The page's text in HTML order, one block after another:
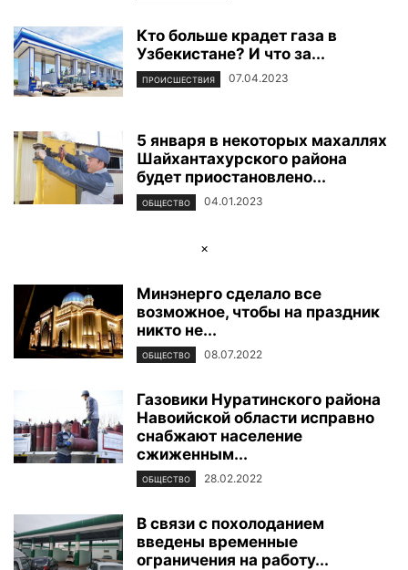
Кто больше крадет газа в
Узбекистане? И что за...
ПРОИСШЕСТВИЯ 07.04.2023
5 января в некоторых махаллях
Шайхантахурского района
будет приостановлено...
ОБЩЕСТВО 04.01.2023
×
Минэнерго сделало все
возможное, чтобы на праздник
никто не...
ОБЩЕСТВО 08.07.2022
Газовики Нуратинского района
Навоийской области исправно
снабжают население
сжиженным...
ОБЩЕСТВО 28.02.2022
В связи с похолоданием
введены временные
ограничения на работу...